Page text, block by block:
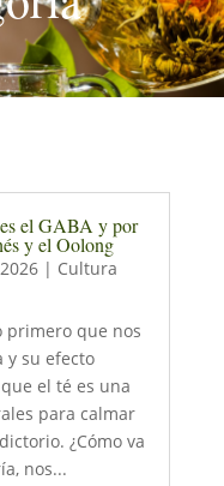
el GABA y por
y el Oolong
| Cultura
primero que nos
y su efecto
el té es una
para calmar
¿Cómo va
nos...